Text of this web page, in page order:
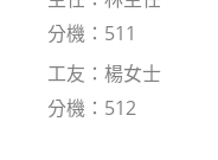
分機：511
工友：楊女士
分機：512